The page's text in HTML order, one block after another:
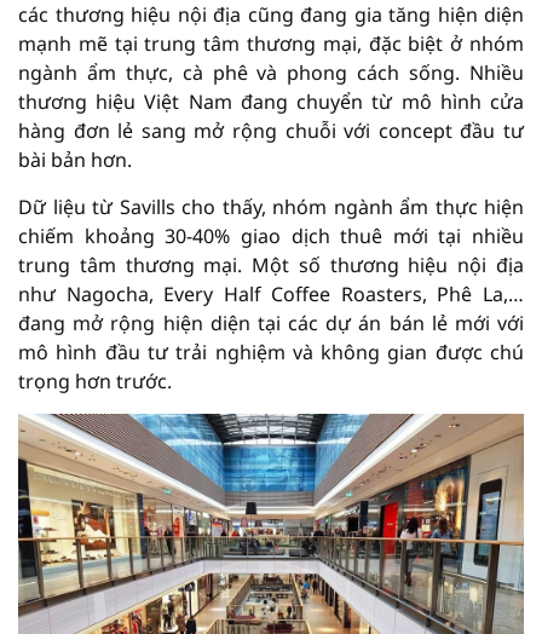
các thương hiệu nội địa cũng đang gia tăng hiện diện
mạnh mẽ tại trung tâm thương mại, đặc biệt ở nhóm
ngành ẩm thực, cà phê và phong cách sống. Nhiều
thương hiệu Việt Nam đang chuyển từ mô hình cửa
hàng đơn lẻ sang mở rộng chuỗi với concept đầu tư
bài bản hơn.
Dữ liệu từ Savills cho thấy, nhóm ngành ẩm thực hiện
chiếm khoảng 30-40% giao dịch thuê mới tại nhiều
trung tâm thương mại. Một số thương hiệu nội địa
như Nagocha, Every Half Coffee Roasters, Phê La,…
đang mở rộng hiện diện tại các dự án bán lẻ mới với
mô hình đầu tư trải nghiệm và không gian được chú
trọng hơn trước.